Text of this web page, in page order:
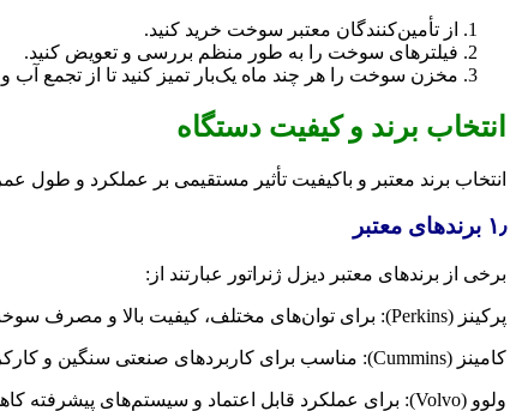
از تأمین‌کنندگان معتبر سوخت خرید کنید.
فیلترهای سوخت را به طور منظم بررسی و تعویض کنید.
مخزن سوخت را هر چند ماه یک‌بار تمیز کنید تا از تجمع
انتخاب برند و کیفیت دستگاه
انتخاب برند معتبر و باکیفیت تأثیر مستقیمی بر عملکرد و
۱٫ برندهای معتبر
برخی از برندهای معتبر دیزل ژنراتور عبارتند از:
پرکینز (Perkins): برای توان‌های مختلف، کیفیت بالا و مصرف سوخت بهینه.
کامینز (Cummins): مناسب برای کاربردهای صنعتی سنگین و کارکرد طولانی‌مدت.
ولوو (Volvo): برای عملکرد قابل اعتماد و سیستم‌های پیشرفته کاهش صدا.